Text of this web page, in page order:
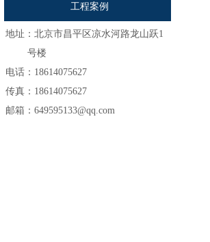
工程案例
地址： 北京市昌平区凉水河路龙山跃1
号楼
电话：18614075627
传真：18614075627
邮箱：649595133@qq.com